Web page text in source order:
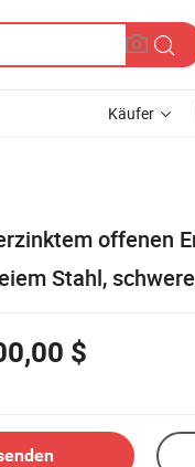
Käufer
offenen
Stahl,
$